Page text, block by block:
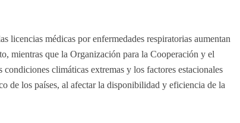
licencias médicas por enfermedades respiratorias aumentan
mientras que la Organización para la Cooperación y el
climáticas extremas y los factores estacionales
de los países, al afectar la disponibilidad y eficiencia de la